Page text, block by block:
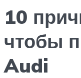
10
чтобы
Audi